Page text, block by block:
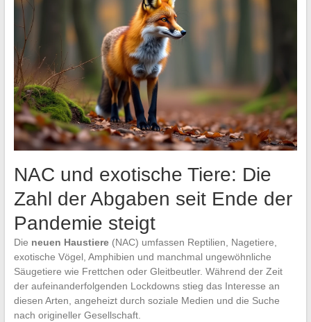
NAC und exotische Tiere: Die
Zahl der Abgaben seit Ende der
Pandemie steigt
Die neuen Haustiere(NAC) umfassen Reptilien, Nagetiere,
exotische Vögel, Amphibien und manchmal ungewöhnliche
Säugetiere wie Frettchen oder Gleitbeutler. Während der Zeit
der aufeinanderfolgenden Lockdowns stieg das Interesse an
diesen Arten, angeheizt durch soziale Medien und die Suche
nach origineller Gesellschaft.